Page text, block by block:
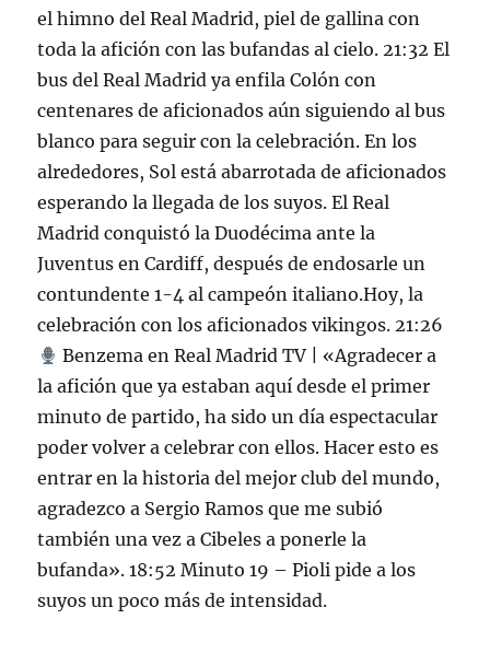
el himno del Real Madrid, piel de gallina con
toda la afición con las bufandas al cielo. 21:32 El
bus del Real Madrid ya enfila Colón con
centenares de aficionados aún siguiendo al bus
blanco para seguir con la celebración. En los
alrededores, Sol está abarrotada de aficionados
esperando la llegada de los suyos. El Real
Madrid conquistó la Duodécima ante la
Juventus en Cardiff, después de endosarle un
contundente 1-4 al campeón italiano.Hoy, la
celebración con los aficionados vikingos. 21:26
Benzema en Real Madrid TV | «Agradecer a
la afición que ya estaban aquí desde el primer
minuto de partido, ha sido un día espectacular
poder volver a celebrar con ellos. Hacer esto es
entrar en la historia del mejor club del mundo,
agradezco a Sergio Ramos que me subió
también una vez a Cibeles a ponerle la
bufanda». 18:52 Minuto 19 – Pioli pide a los
suyos un poco más de intensidad.